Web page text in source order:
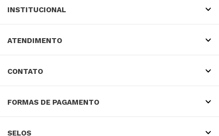
INSTITUCIONAL
ATENDIMENTO
CONTATO
FORMAS DE PAGAMENTO
SELOS